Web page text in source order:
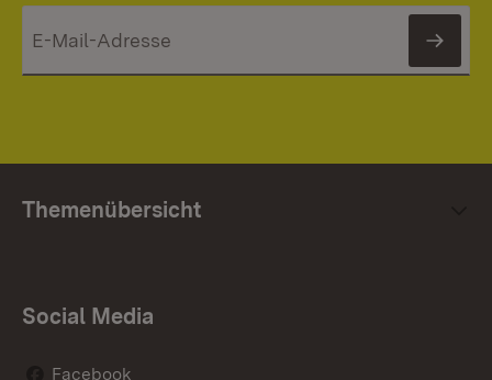
Themenübersicht
Social Media
Facebook